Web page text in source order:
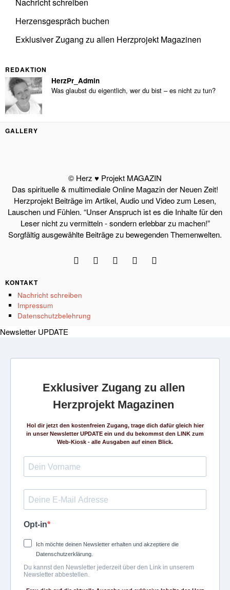
Herzensgespräch buchen
Exklusiver Zugang zu allen Herzprojekt Magazinen
REDAKTION
HerzPr_Admin
Was glaubst du eigentlich, wer du bist – es nicht zu tun?
GALLERY
© Herz ♥ Projekt MAGAZIN
Das spirituelle & multimediale Online Magazin der Neuen Zeit!
Herzprojekt Beiträge im Artikel, Audio und Video zum Lesen,
Lauschen und Fühlen. “Unser Anspruch ist es die Inhalte für den
Leser nicht zu vermitteln - sondern erlebbar zu machen!”
Sorgfältig ausgewählte Beiträge zu bewegenden Themenwelten.
KONTAKT
Nachricht schreiben
Impressum
Datenschutzbelehrung
Newsletter UPDATE